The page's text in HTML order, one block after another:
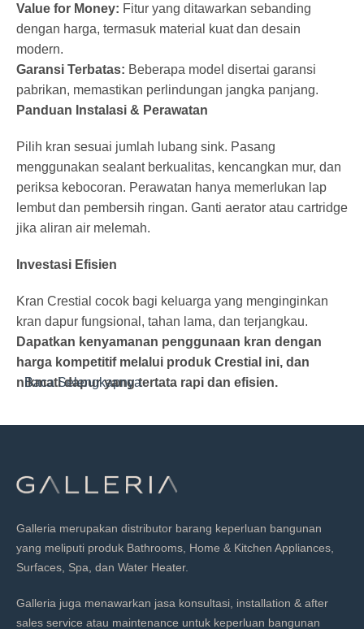
Value for Money: Fitur yang ditawarkan sebanding
dengan harga, termasuk material kuat dan desain
modern.
Garansi Terbatas: Beberapa model disertai garansi
pabrikan, memastikan perlindungan jangka panjang.
Panduan Instalasi & Perawatan
Pilih kran sesuai jumlah lubang sink. Pasang
menggunakan sealant berkualitas, kencangkan mur, dan
periksa kebocoran. Perawatan hanya memerlukan lap
lembut dan pembersih ringan. Ganti aerator atau cartridge
jika aliran air melemah.
Investasi Efisien
Kran Crestial cocok bagi keluarga yang menginginkan
kran dapur fungsional, tahan lama, dan terjangkau.
Dapatkan kenyamanan penggunaan kran dengan
harga kompetitif melalui produk Crestial ini, dan
nikmati dapur yang tertata rapi dan efisien.
Baca Selengkapnya
Galleria merupakan distributor barang keperluan bangunan
yang meliputi produk Bathrooms, Home & Kitchen Appliances,
Surfaces, Spa, dan Water Heater.
Galleria juga menawarkan jasa konsultasi, installation & after
sales service atau maintenance untuk keperluan bangunan